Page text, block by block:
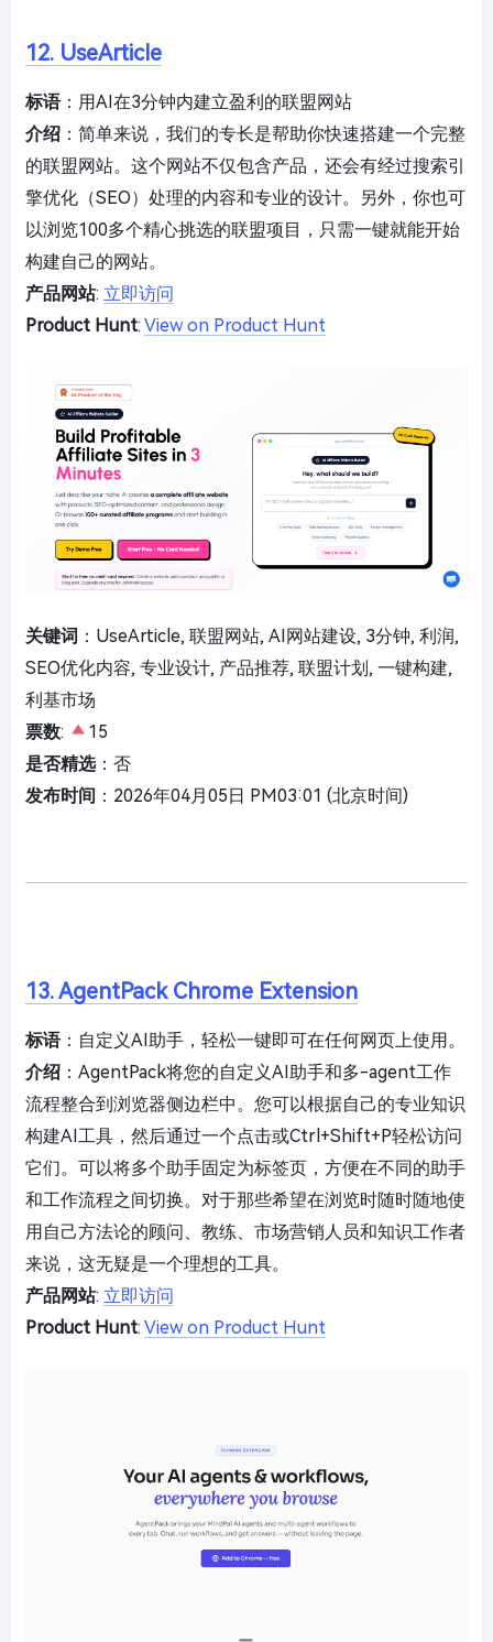
12. UseArticle
标语：用AI在3分钟内建立盈利的联盟网站
介绍 ：简单来说，我们的专长是帮助你快速搭建一个完整
的联盟网站。这个网站不仅包含产品，还会有经过搜索引
擎优化（SEO）处理的内容和专业的设计。另外，你也可
以浏览100多个精心挑选的联盟项目，只需一键就能开始
构建自己的网站。
产品网站: 立即访问
Product Hunt: View on Product Hunt
关键词 ：UseArticle, 联盟网站, AI网站建设, 3分钟, 利润,
SEO优化内容, 专业设计, 产品推荐, 联盟计划, 一键构建,
利基市场
票数:
15
是否精选：否
发布时间 ：2026年04月05日 PM03:01 (北京时间)
13. AgentPack Chrome Extension
标语：自定义AI助手，轻松一键即可在任何网页上使用。
介绍 ：AgentPack将您的自定义AI助手和多-agent工作
流程整合到浏览器侧边栏中。您可以根据自己的专业知识
构建AI工具，然后通过一个点击或Ctrl+Shift+P轻松访问
它们。可以将多个助手固定为标签页，方便在不同的助手
和工作流程之间切换。对于那些希望在浏览时随时随地使
用自己方法论的顾问、教练、市场营销人员和知识工作者
来说，这无疑是一个理想的工具。
产品网站: 立即访问
Product Hunt: View on Product Hunt